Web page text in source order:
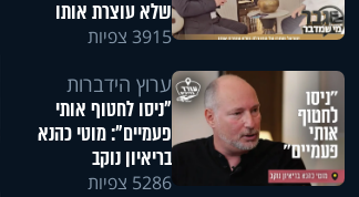
שלא עוצרת אותו
3915 צפיות
ערוץ הידברות
"ניסו לחטוף אותי
פעמיים": מוטי כהנא
בריאיון נוקב
5286 צפיות